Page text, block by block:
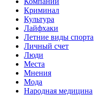
Криминал
Культура
Лайфхаки
Летние виды спорта
Личный счет
Люди
Места
Мнения
Мода
Народная медицина